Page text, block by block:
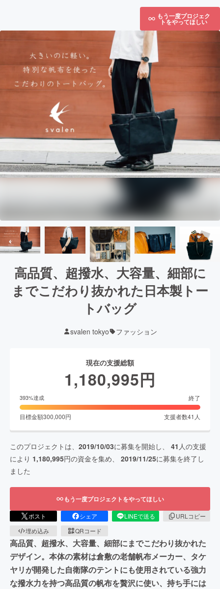
もう一度プロジェク
トをやってほしい
高品質、超撥水、大容量、細部に
までこだわり抜かれた日本製トー
トバッグ
svalen tokyo ファッション
現在の支援総額
1,180,995円
393%達成 終了
目標金額300,000円 支援者数41 人
このプロジェクトは、 2019/10/03に募集を開始し、 41 人の支援
により 1,180,995円の資金を集め、 2019/11/25に募集を終了し
ました
もう一度プロジェクトをやってほしい
ポスト シェア LINEで送る
URLコピー
埋め込み
QRコード
高品質、超撥水、大容量、細部にまでこだわり抜かれた
デザイン。本体の素材は倉敷の老舗帆布メーカー、タケ
ヤリが開発した自衛隊のテントにも使用されている強力
な撥水力を持つ高品質の帆布を贅沢に使い、持ち手には